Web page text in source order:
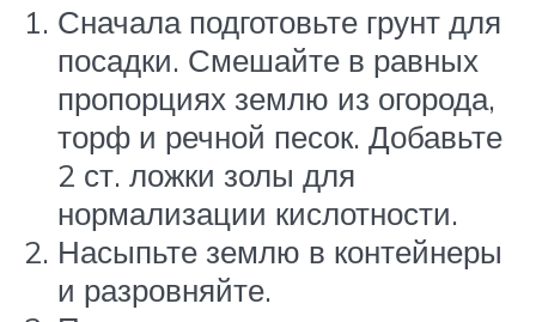
Сначала подготовьте грунт для
посадки. Смешайте в равных
пропорциях землю из огорода,
торф и речной песок. Добавьте
2 ст. ложки золы для
нормализации кислотности.
Насыпьте землю в контейнеры
и разровняйте.